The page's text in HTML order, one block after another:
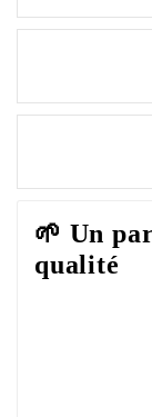
🌱 Un
qualité